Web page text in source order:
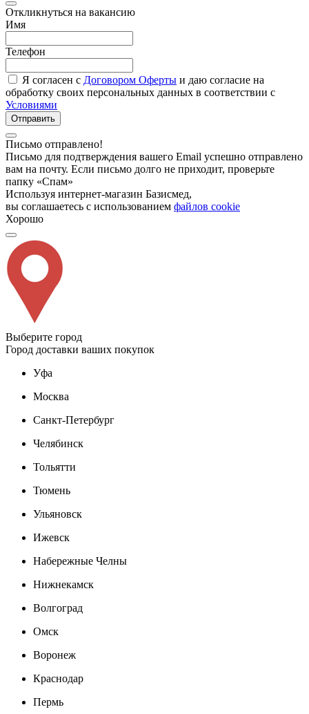
Откликнуться на вакансию
Имя
Телефон
Я согласен с Договором Оферты и даю согласие на
обработку своих персональных данных в соответствии с
Условиями
Отправить
Письмо отправлено!
Письмо для подтверждения вашего Email успешно отправлено
вам на почту. Если письмо долго не приходит, проверьте
папку «Спам»
Используя интернет-магазин Базисмед,
вы соглашаетесь с использованием файлов cookie
Хорошо
Выберите город
Город доставки ваших покупок
Уфа
Москва
Санкт-Петербург
Челябинск
Тольятти
Тюмень
Ульяновск
Ижевск
Набережные Челны
Нижнекамск
Волгоград
Омск
Воронеж
Краснодар
Пермь